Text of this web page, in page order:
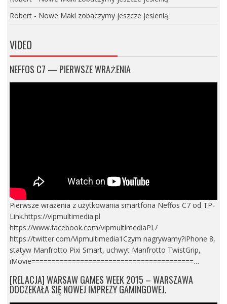
Robert- Nowe Maki zobaczymy jeszcze jesienią
VIDEO
NEFFOS C7 — PIERWSZE WRAŻENIA
Pierwsze wrażenia z użytkowania smartfona Neffos C7 od TP-
Link.https://vipmultimedia.pl
https://www.facebook.com/vipmultimediaPL/
https://twitter.com/Vipmultimedia1Czym nagrywamy?iPhone 8,
statyw Manfrotto Pixi Smart, uchwyt Manfrotto TwistGrip,
iMovie========================================…
[RELACJA] WARSAW GAMES WEEK 2015 – WARSZAWA
DOCZEKAŁA SIĘ NOWEJ IMPREZY GAMINGOWEJ.